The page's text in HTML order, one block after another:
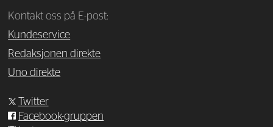
Kontakt oss på E-post:
Kundeservice
Redaksjonen direkte
Uno direkte
Twitter
Facebook-gruppen